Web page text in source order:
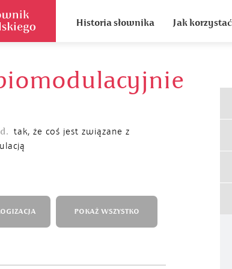
Historia słownika Jak korzystać
tak, że coś jest związane z
POKAŻ WSZYSTKO